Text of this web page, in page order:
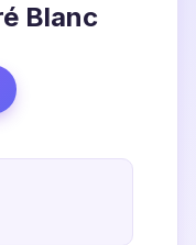
Blanc